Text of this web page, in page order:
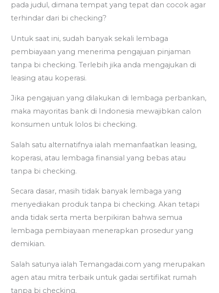
pada judul, dimana tempat yang tepat dan cocok agar
terhindar dari bi checking?
Untuk saat ini, sudah banyak sekali lembaga
pembiayaan yang menerima pengajuan pinjaman
tanpa bi checking. Terlebih jika anda mengajukan di
leasing atau koperasi.
Jika pengajuan yang dilakukan di lembaga perbankan,
maka mayoritas bank di Indonesia mewajibkan calon
konsumen untuk lolos bi checking.
Salah satu alternatifnya ialah memanfaatkan leasing,
koperasi, atau lembaga finansial yang bebas atau
tanpa bi checking.
Secara dasar, masih tidak banyak lembaga yang
menyediakan produk tanpa bi checking. Akan tetapi
anda tidak serta merta berpikiran bahwa semua
lembaga pembiayaan menerapkan prosedur yang
demikian.
Salah satunya ialah Temangadai.com yang merupakan
agen atau mitra terbaik untuk gadai sertifikat rumah
tanpa bi checking.